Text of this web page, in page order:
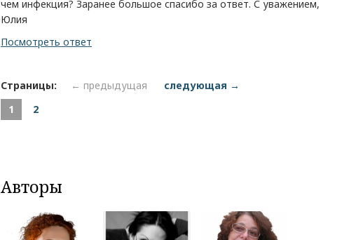
чем инфекция? Заранее большое спасибо за ответ. С уважением,
Юлия
Посмотреть ответ
Страницы: ← предыдущая
следующая →
1
2
Авторы